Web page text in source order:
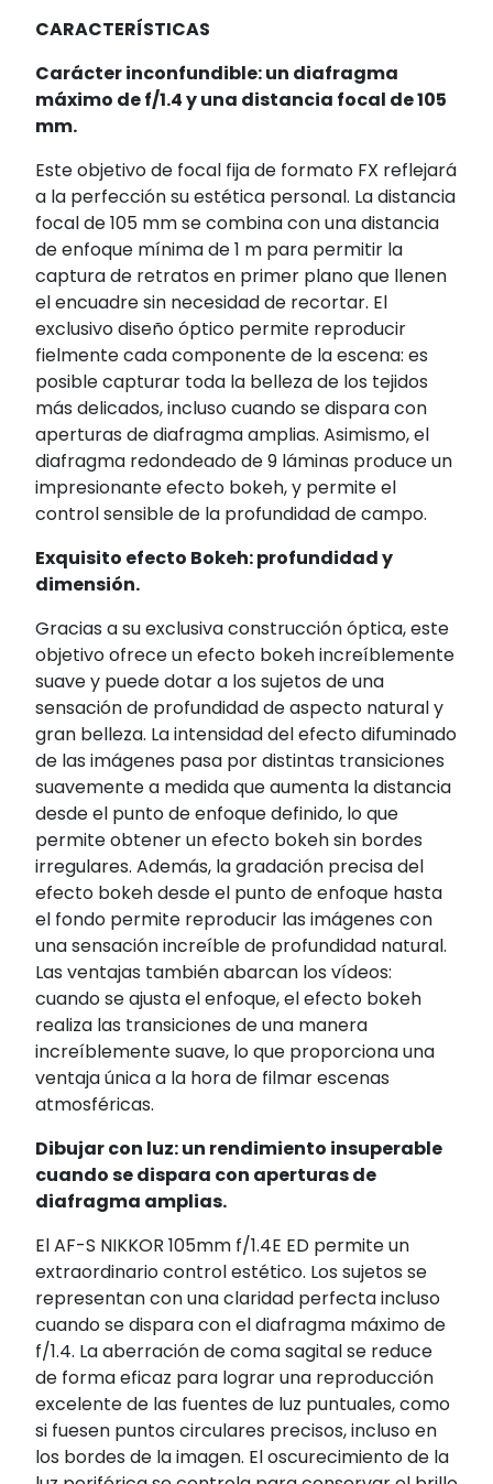
CARACTERÍSTICAS
Carácter inconfundible: un diafragma
máximo de f/1.4 y una distancia focal de 105
mm.
Este objetivo de focal fija de formato FX reflejará
a la perfección su estética personal. La distancia
focal de 105 mm se combina con una distancia
de enfoque mínima de 1 m para permitir la
captura de retratos en primer plano que llenen
el encuadre sin necesidad de recortar. El
exclusivo diseño óptico permite reproducir
fielmente cada componente de la escena: es
posible capturar toda la belleza de los tejidos
más delicados, incluso cuando se dispara con
aperturas de diafragma amplias. Asimismo, el
diafragma redondeado de 9 láminas produce un
impresionante efecto bokeh, y permite el
control sensible de la profundidad de campo.
Exquisito efecto Bokeh: profundidad y
dimensión.
Gracias a su exclusiva construcción óptica, este
objetivo ofrece un efecto bokeh increíblemente
suave y puede dotar a los sujetos de una
sensación de profundidad de aspecto natural y
gran belleza. La intensidad del efecto difuminado
de las imágenes pasa por distintas transiciones
suavemente a medida que aumenta la distancia
desde el punto de enfoque definido, lo que
permite obtener un efecto bokeh sin bordes
irregulares. Además, la gradación precisa del
efecto bokeh desde el punto de enfoque hasta
el fondo permite reproducir las imágenes con
una sensación increíble de profundidad natural.
Las ventajas también abarcan los vídeos:
cuando se ajusta el enfoque, el efecto bokeh
realiza las transiciones de una manera
increíblemente suave, lo que proporciona una
ventaja única a la hora de filmar escenas
atmosféricas.
Dibujar con luz: un rendimiento insuperable
cuando se dispara con aperturas de
diafragma amplias.
El AF-S NIKKOR 105mm f/1.4E ED permite un
extraordinario control estético. Los sujetos se
representan con una claridad perfecta incluso
cuando se dispara con el diafragma máximo de
f/1.4. La aberración de coma sagital se reduce
de forma eficaz para lograr una reproducción
excelente de las fuentes de luz puntuales, como
si fuesen puntos circulares precisos, incluso en
los bordes de la imagen. El oscurecimiento de la